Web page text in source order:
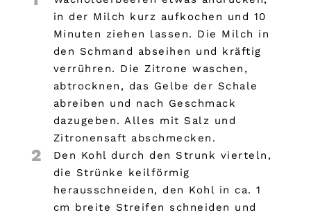
in der Milch kurz aufkochen und 10
Minuten ziehen lassen. Die Milch in
den Schmand abseihen und kräftig
verrühren. Die Zitrone waschen,
abtrocknen, das Gelbe der Schale
abreiben und nach Geschmack
dazugeben. Alles mit Salz und
Zitronensaft abschmecken.
2
Den Kohl durch den Strunk vierteln,
die Strünke keilförmig
herausschneiden, den Kohl in ca. 1
cm breite Streifen schneiden und